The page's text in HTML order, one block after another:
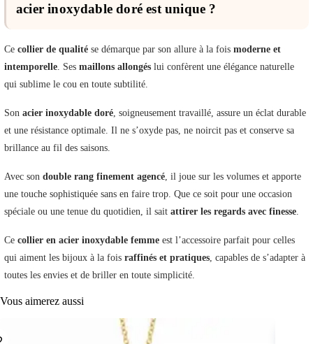
acier inoxydable doré est unique ?
Ce collier de qualité se démarque par son allure à la fois moderne et
intemporelle. Ses maillons allongés lui confèrent une élégance naturelle
qui sublime le cou en toute subtilité.
Son acier inoxydable doré, soigneusement travaillé, assure un éclat durable
et une résistance optimale. Il ne s’oxyde pas, ne noircit pas et conserve sa
brillance au fil des saisons.
Avec son double rang finement agencé, il joue sur les volumes et apporte
une touche sophistiquée sans en faire trop. Que ce soit pour une occasion
spéciale ou une tenue du quotidien, il sait attirer les regards avec finesse.
Ce collier en acier inoxydable femme est l’accessoire parfait pour celles
qui aiment les bijoux à la fois raffinés et pratiques, capables de s’adapter à
toutes les envies et de briller en toute simplicité.
Vous aimerez aussi